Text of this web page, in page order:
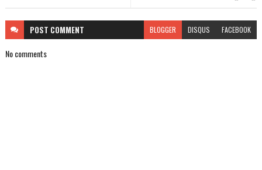
POST COMMENT BLOGGER DISQUS FACEBOOK
No comments